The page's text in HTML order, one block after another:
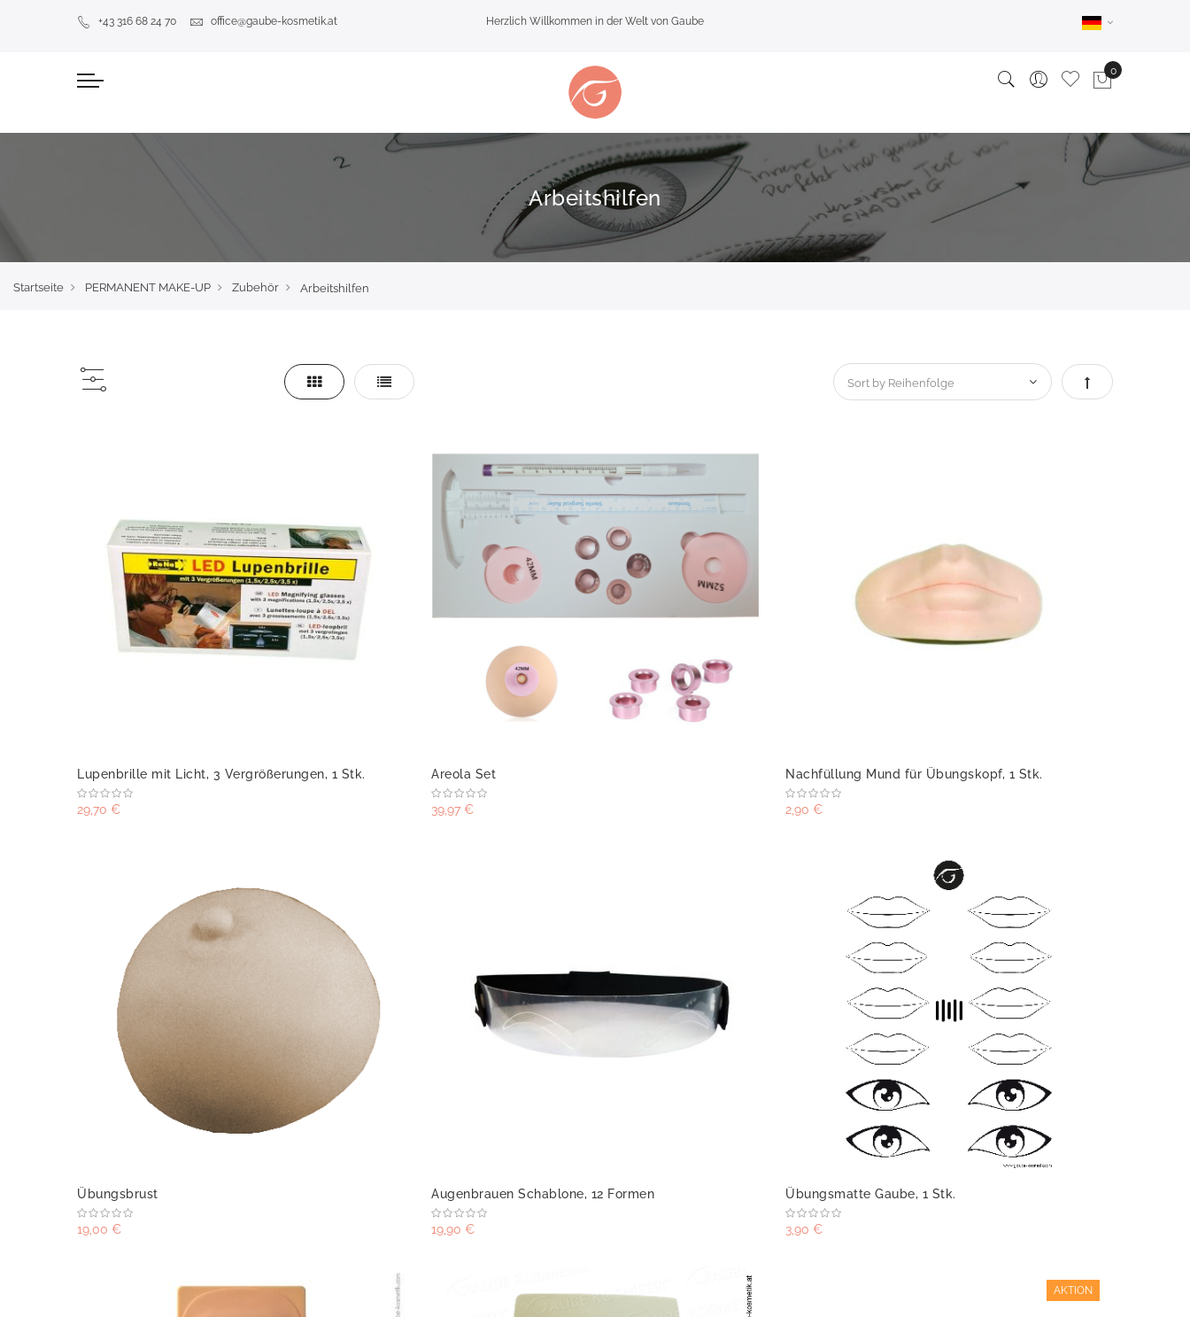
+43 316 68 24 70 office@gaube-kosmetik.at Herzlich Willkommen in der Welt von Gaube
Arbeitshilfen
Startseite PERMANENT MAKE-UP Zubehör Arbeitshilfen
Liste Liste Absteigend
Lupenbrille mit Licht, 3 Vergrößerungen, 1 Stk.
29,70 €
Areola Set
39,97 €
Nachfüllung Mund für Übungskopf, 1 Stk.
2,90 €
Übungsbrust
19,00 €
Augenbrauen Schablone, 12 Formen
19,90 €
Übungsmatte Gaube, 1 Stk.
3,90 €
AKTION